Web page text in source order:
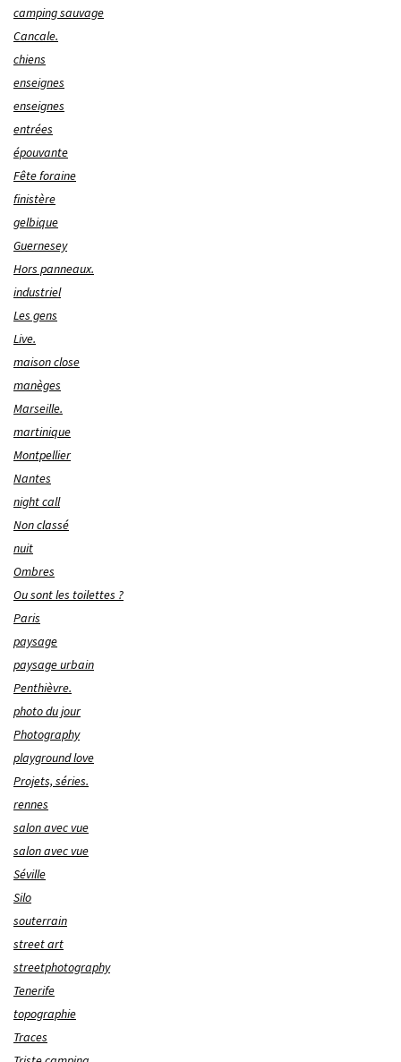
camping sauvage
Cancale.
chiens
enseignes
enseignes
entrées
épouvante
Fête foraine
finistère
gelbique
Guernesey
Hors panneaux.
industriel
Les gens
Live.
maison close
manèges
Marseille.
martinique
Montpellier
Nantes
night call
Non classé
nuit
Ombres
Ou sont les toilettes ?
Paris
paysage
paysage urbain
Penthièvre.
photo du jour
Photography
playground love
Projets, séries.
rennes
salon avec vue
salon avec vue
Séville
Silo
souterrain
street art
streetphotography
Tenerife
topographie
Traces